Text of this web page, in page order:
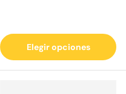
Elegir opciones